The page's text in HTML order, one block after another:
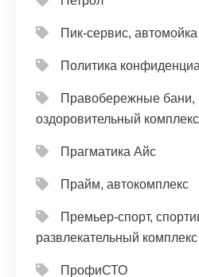
Пик-сервис, автомойка
Политика
Правобережные бани,
оздоровительный комплекс
Прагматика Айс
Прайм, автокомплекс
Премьер-спорт,
развлекательный комплекс
ПрофиСТО